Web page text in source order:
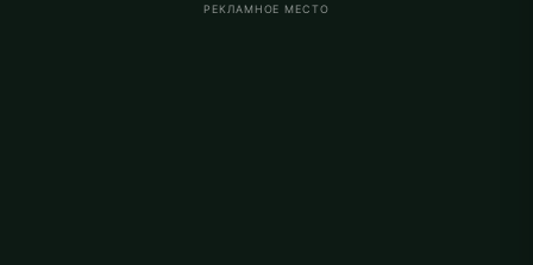
РЕКЛАМНОЕ МЕСТО
Время намаза в Германии